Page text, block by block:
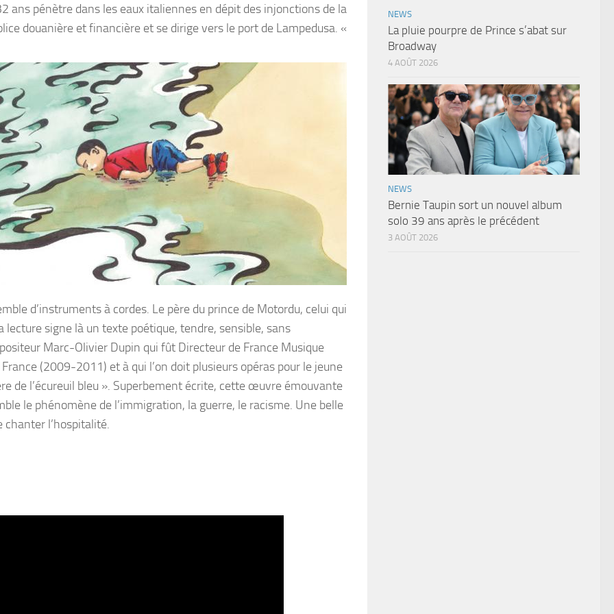
ans pénètre dans les eaux italiennes en dépit des injonctions de la
douanière et financière et se dirige vers le port de Lampedusa. «
d’instruments à cordes. Le père du prince de Motordu, celui qui
signe là un texte poétique, tendre, sensible, sans
Marc-Olivier Dupin qui fût Directeur de France Musique
(2009-2011) et à qui l’on doit plusieurs opéras pour le jeune
de l’écureuil bleu ». Superbement écrite, cette œuvre émouvante
le phénomène de l’immigration, la guerre, le racisme. Une belle
l’hospitalité.
NEWS
La pluie pourpre de Prince s’abat sur
Broadway
4 AOÛT 2026
NEWS
Bernie Taupin sort un nouvel album
solo 39 ans après le précédent
3 AOÛT 2026